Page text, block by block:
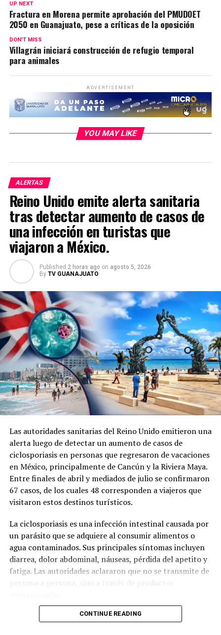
UP NEXT
Fractura en Morena permite aprobación del PMUDOET
2050 en Guanajuato, pese a críticas de la oposición
DON'T MISS
Villagrán iniciará construcción de refugio temporal
para animales
ADVERTISEMENT
YOU MAY LIKE
ALERTAS
Reino Unido emite alerta sanitaria
tras detectar aumento de casos de
una infección en turistas que
viajaron a México.
Published 2 horas ago on agosto 5, 2026
By TV GUANAJUATO
Las autoridades sanitarias del Reino Unido emitieron una
alerta luego de detectar un aumento de casos de
ciclosporiasis en personas que regresaron de vacaciones
en México, principalmente de Cancún y la Riviera Maya.
Entre finales de abril y mediados de julio se confirmaron
67 casos, de los cuales 48 corresponden a viajeros que
visitaron estos destinos turísticos.
La ciclosporiasis es una infección intestinal causada por
un parásito que se adquiere al consumir alimentos o
agua contaminados. Sus principales síntomas incluyen
diarrea, dolor abdominal, náuseas, pérdida del apetito y
fatiga. Las autoridades aclararon que no se transmite de
persona a persona, sino a través de productos
Ante el incremento de casos, la Agencia de Seguridad
CONTINUE READING